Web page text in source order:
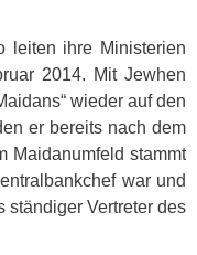
leiten ihre Ministerien
2014. Mit Jewhen
wieder auf den
er bereits nach dem
Maidanumfeld stammt
war und
ständiger Vertreter des